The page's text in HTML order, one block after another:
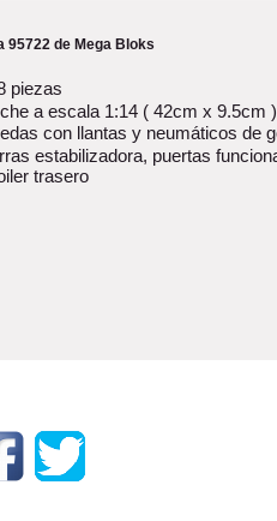
95722 de Mega Bloks
piezas
a escala 1:14 ( 42cm x 9.5cm )
con llantas y neumáticos de
estabilizadora, puertas
trasero